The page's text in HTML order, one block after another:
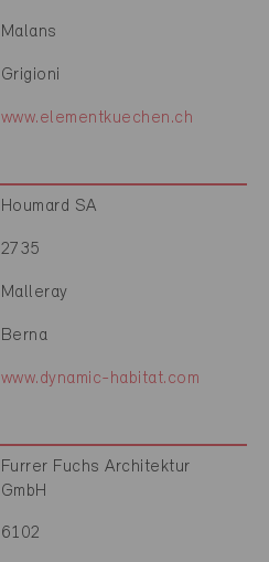
Malans
Grigioni
www.elementkuechen.ch
Houmard SA
2735
Malleray
Berna
www.dynamic-habitat.com
Furrer Fuchs Architektur
GmbH
6102